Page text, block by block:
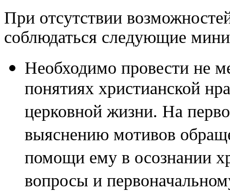
При отсутствии
соблюдаться следующие
Необходимо провести не
понятиях христианской
церковной жизни. На
выяснению мотивов
помощи ему в осознании
вопросы и